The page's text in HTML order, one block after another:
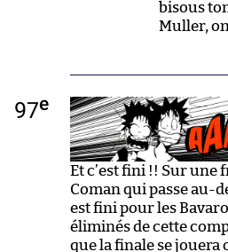
bisous
Muller,
97e
Et c’est fini !! Sur une
Coman qui passe au-
est fini pour les
éliminés de cette
que la finale se jouera